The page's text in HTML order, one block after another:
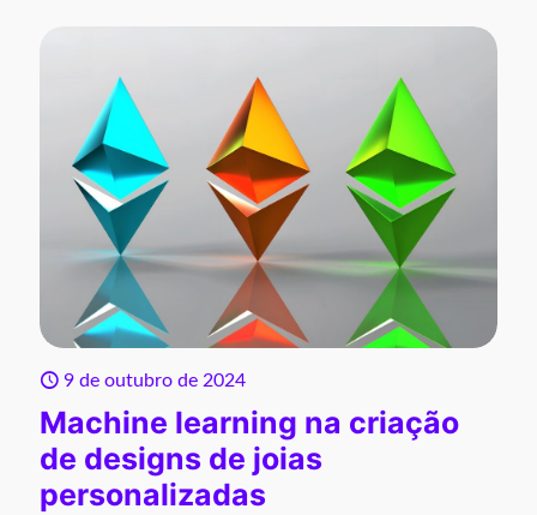
9 de outubro de 2024
Machine learning na criação
de designs de joias
personalizadas